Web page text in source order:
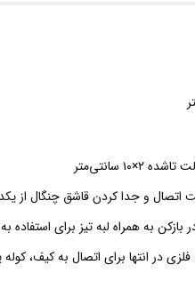
۲×۱۰ سانتی‌متر
اتصال و جدا کردن قاشق چنگال از
به همراه لبه تیز برای استفاده
در انتها برای اتصال به کیف،